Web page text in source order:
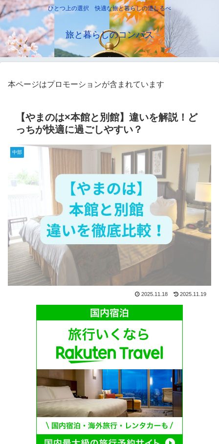
ひとつ上の選択 快適な旅と暮らしの道しるべ
旅と暮らしのコンパス
本ページはプロモーションが含まれています
【やまのは×本館と別館】違いを解説！ど
っちが快適に過ごしやすい？
中部
2025.11.18 2025.11.19